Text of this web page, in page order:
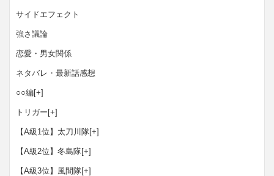
サイドエフェクト
強さ議論
恋愛・男女関係
ネタバレ・最新話感想
○○編[+]
トリガー [+]
【A級1位】太刀川隊[+]
【A級2位】冬島隊[+]
【A級3位】風間隊[+]